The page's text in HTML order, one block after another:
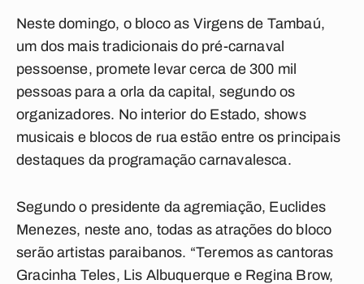
Neste domingo, o bloco as Virgens de Tambaú,
um dos mais tradicionais do pré-carnaval
pessoense, promete levar cerca de 300 mil
pessoas para a orla da capital, segundo os
organizadores. No interior do Estado, shows
musicais e blocos de rua estão entre os principais
destaques da programação carnavalesca.
Segundo o presidente da agremiação, Euclides
Menezes, neste ano, todas as atrações do bloco
serão artistas paraibanos. “Teremos as cantoras
Gracinha Teles, Lis Albuquerque e Regina Brow,